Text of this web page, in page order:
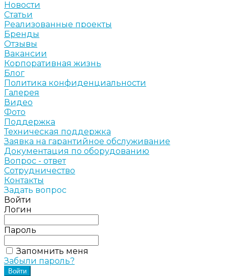
Новости
Статьи
Реализованные проекты
Бренды
Отзывы
Вакансии
Корпоративная жизнь
Блог
Политика конфиденциальности
Галерея
Видео
Фото
Поддержка
Техническая поддержка
Заявка на гарантийное обслуживание
Документация по оборудованию
Вопрос - ответ
Сотрудничество
Контакты
Задать вопрос
Войти
Логин
Пароль
Запомнить меня
Забыли пароль?